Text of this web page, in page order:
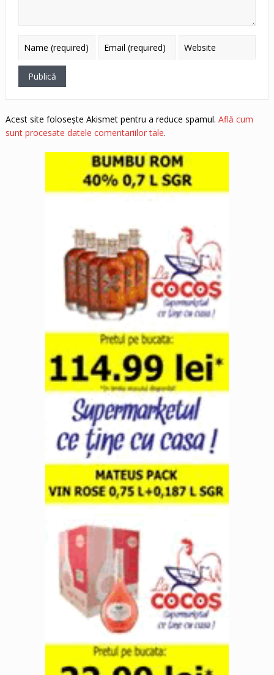
Acest site folosește Akismet pentru a reduce spamul. Află cum
sunt procesate datele comentariilor tale.